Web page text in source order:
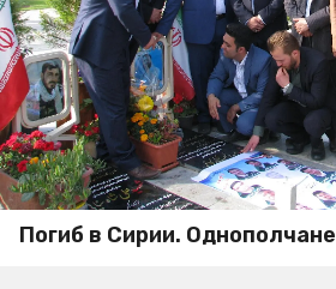
Погиб в Сирии. Однополчане